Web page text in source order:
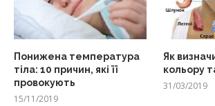
Понижена температура
тіла: 10 причин, які її
провокують
15/11/2019
Як
кольору
31/03/2019